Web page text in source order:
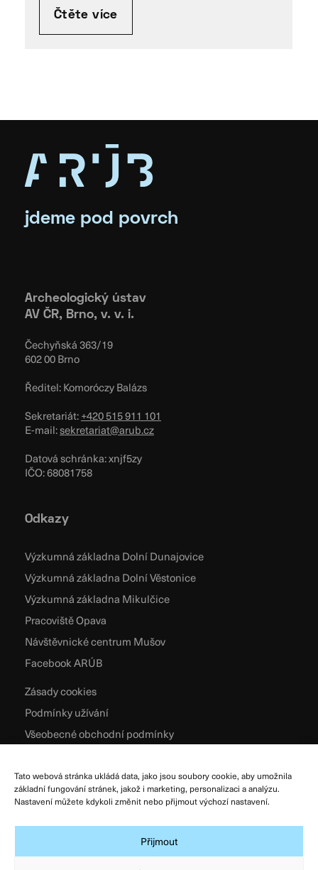
Tato webová stránka ukládá data, jako jsou soubory cookie, aby umožnila
základní fungování stránek, jakož i marketing, personalizaci a analýzu.
Nastavení můžete kdykoli změnit nebo přijmout výchozí nastavení.
Přijmout
Čtěte více
jdeme pod povrch
Archeologický ústav
AV ČR, Brno, v. v. i.
Čechyňská 363/19
602 00 Brno
Ředitel: Komoróczy Balázs
Sekretariát:+420 515 911 101
E-mail:sekretariat@arub.cz
Datová schránka: xnjf5zy
IČO: 68081758
Odkazy
Výzkumná základna Dolní Dunajovice
Výzkumná základna Dolní Věstonice
Výzkumná základna Mikulčice
Pracoviště Opava
Návštěvnické centrum Mušov
Facebook ARÚB
Zásady cookies
Podmínky užívání
Všeobecné obchodní podmínky